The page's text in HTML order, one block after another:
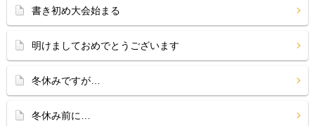
書き初め大会始まる
明けましておめでとうございます
冬休みですが…
冬休み前に…